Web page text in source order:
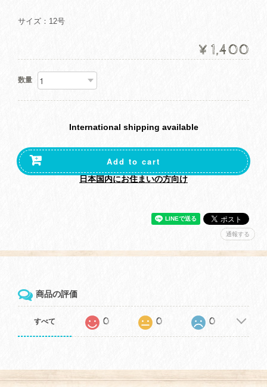
サイズ：12号
¥1,400
数量
International shipping available
Add to cart
日本国内にお住まいの方向け
通報する
商品の評価
すべて 0 0 0